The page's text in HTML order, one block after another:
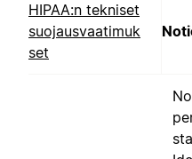
HIPAA:n tekniset
suojausvaatimuk
set